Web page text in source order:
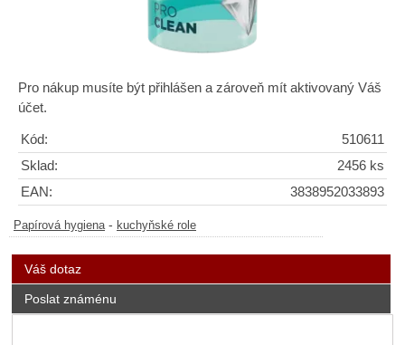
Pro nákup musíte být přihlášen a zároveň mít aktivovaný Váš
účet.
Kód:
510611
Sklad:
2456 ks
EAN:
3838952033893
Papírová hygiena- kuchyňské role
Váš dotaz
Poslat známénu